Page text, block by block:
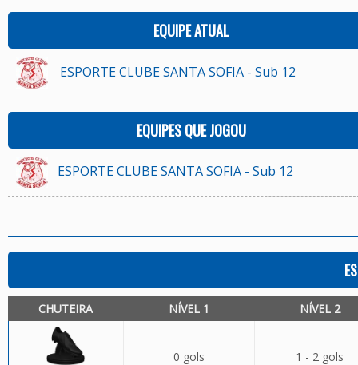
EQUIPE ATUAL
ESPORTE CLUBE SANTA SOFIA - Sub 12
EQUIPES QUE JOGOU
ESPORTE CLUBE SANTA SOFIA - Sub 12
CHUTEIRA NÍVEL 1 NÍVEL 2
0 gols 1 - 2 gols